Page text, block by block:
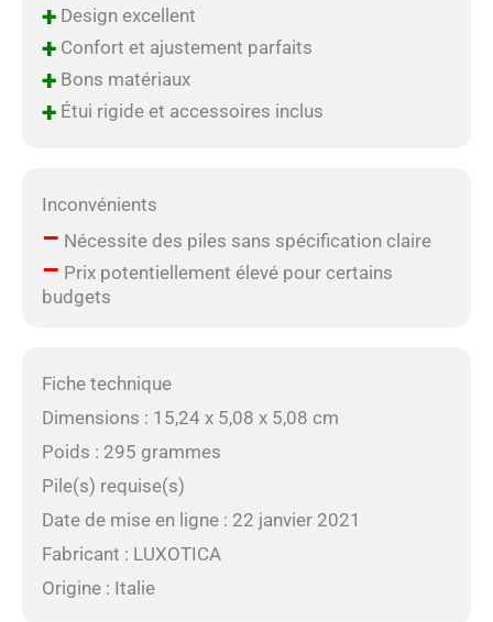
+Design excellent
+Confort et ajustement parfaits
+Bons matériaux
+Étui rigide et accessoires inclus
Inconvénients
– Nécessite des piles sans spécification claire
– Prix potentiellement élevé pour certains
budgets
Fiche technique
Dimensions : 15,24 x 5,08 x 5,08 cm
Poids : 295 grammes
Pile(s) requise(s)
Date de mise en ligne : 22 janvier 2021
Fabricant : LUXOTICA
Origine : Italie